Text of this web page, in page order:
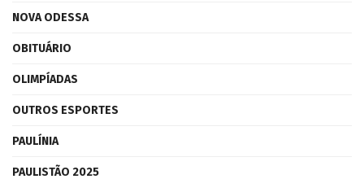
NOVA ODESSA
OBITUÁRIO
OLIMPÍADAS
OUTROS ESPORTES
PAULÍNIA
PAULISTÃO 2025